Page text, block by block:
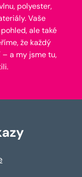
polyester,
Vaše
ale také
že každý
– a my jsme tu,